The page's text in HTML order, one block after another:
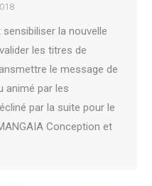
la nouvelle
les titres de
le message de
animé par les
par la suite pour le
Conception et